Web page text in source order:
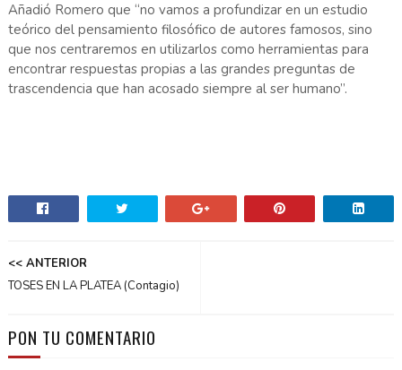
Añadió Romero que “no vamos a profundizar en un estudio
teórico del pensamiento filosófico de autores famosos, sino
que nos centraremos en utilizarlos como herramientas para
encontrar respuestas propias a las grandes preguntas de
trascendencia que han acosado siempre al ser humano”.
<< ANTERIOR
TOSES EN LA PLATEA (Contagio)
PON TU COMENTARIO